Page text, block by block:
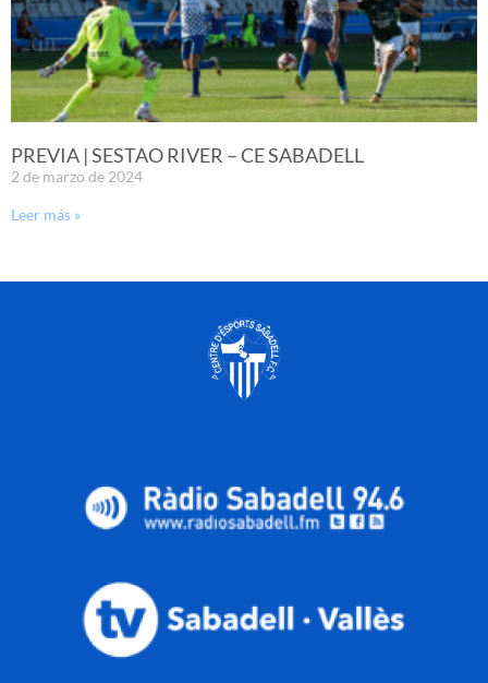
PREVIA | SESTAO RIVER – CE SABADELL
2 de marzo de 2024
Leer más »